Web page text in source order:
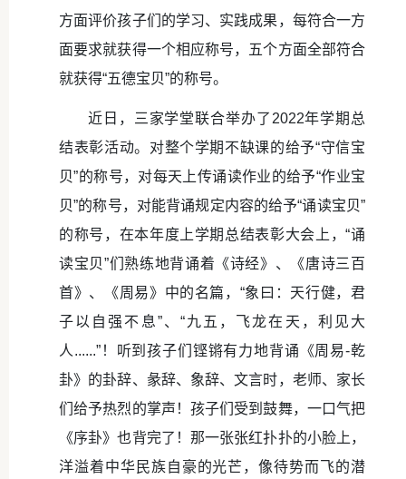
方面评价孩子们的学习、实践成果，每符合一方
面要求就获得一个相应称号，五个方面全部符合
就获得“五德宝贝”的称号。
近日，三家学堂联合举办了2022年学期总
结表彰活动。对整个学期不缺课的给予“守信宝
贝”的称号，对每天上传诵读作业的给予“作业宝
贝”的称号，对能背诵规定内容的给予“诵读宝贝”
的称号，在本年度上学期总结表彰大会上，“诵
读宝贝”们熟练地背诵着《诗经》、《唐诗三百
首》、《周易》中的名篇，“象曰：天行健，君
子以自强不息”、“九五，飞龙在天，利见大
人......”！听到孩子们铿锵有力地背诵《周易-乾
卦》的卦辞、彖辞、象辞、文言时，老师、家长
们给予热烈的掌声！孩子们受到鼓舞，一口气把
《序卦》也背完了！那一张张红扑扑的小脸上，
洋溢着中华民族自豪的光芒，像待势而飞的潜